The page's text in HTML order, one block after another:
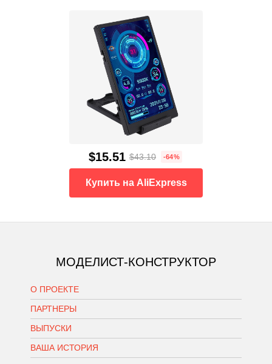
$15.51 $43.10 -64%
Купить на AliExpress
МОДЕЛИСТ-КОНСТРУКТОР
О ПРОЕКТЕ
ПАРТНЕРЫ
ВЫПУСКИ
ВАША ИСТОРИЯ